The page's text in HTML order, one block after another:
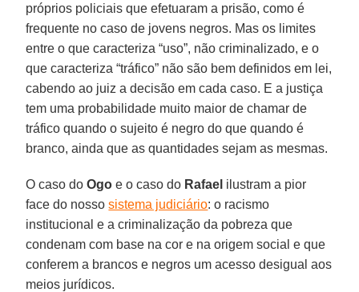
próprios policiais que efetuaram a prisão, como é
frequente no caso de jovens negros. Mas os limites
entre o que caracteriza “uso”, não criminalizado, e o
que caracteriza “tráfico” não são bem definidos em lei,
cabendo ao juiz a decisão em cada caso. E a justiça
tem uma probabilidade muito maior de chamar de
tráfico quando o sujeito é negro do que quando é
branco, ainda que as quantidades sejam as mesmas.
O caso doOgo e o caso do Rafael ilustram a pior
face do nossosistema judiciário: o racismo
institucional e a criminalização da pobreza que
condenam com base na cor e na origem social e que
conferem a brancos e negros um acesso desigual aos
meios jurídicos.